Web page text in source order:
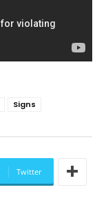
Signs
Twitter